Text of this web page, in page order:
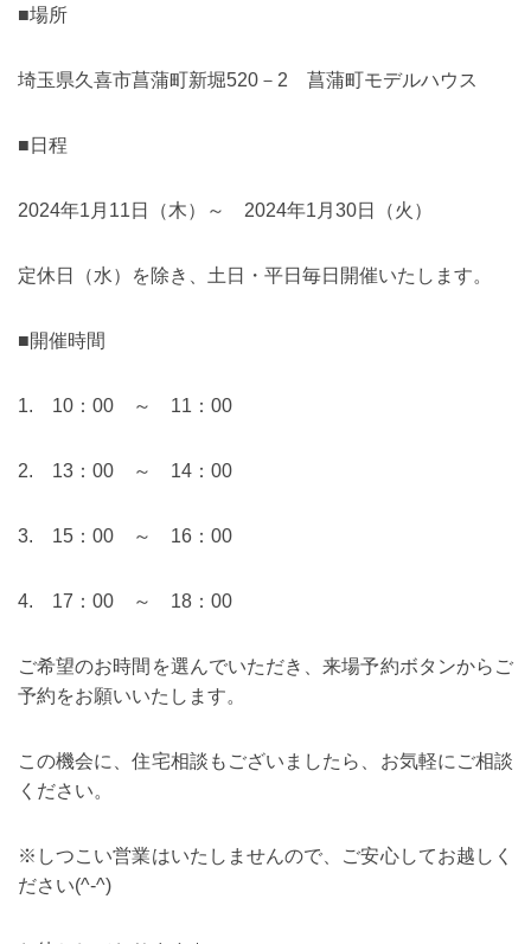
■場所
埼玉県久喜市菖蒲町新堀520－2 菖蒲町モデルハウス
■日程
2024年1月11日（木）～ 2024年1月30日（火）
定休日（水）を除き、土日・平日毎日開催いたします。
■開催時間
1. 10：00 ～ 11：00
2. 13：00 ～ 14：00
3. 15：00 ～ 16：00
4. 17：00 ～ 18：00
ご希望のお時間を選んでいただき、来場予約ボタンからご
予約をお願いいたします。
この機会に、住宅相談もございましたら、お気軽にご相談
ください。
※しつこい営業はいたしませんので、ご安心してお越しく
ださい(^-^)